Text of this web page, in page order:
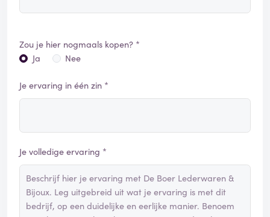
Zou je hier nogmaals kopen? *
Ja
Nee
Je ervaring in één zin *
Je volledige ervaring *